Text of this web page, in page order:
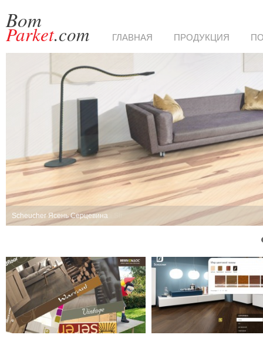
Bom
Parket.com ГЛАВНАЯ ПРОДУКЦИЯ
Scheucher Ясень Серцевина